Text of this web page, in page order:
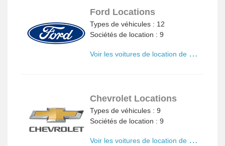
Ford Locations
Types de véhicules : 12
Sociétés de location : 9
V
oir les voitures de location de Ford
Chevrolet Locations
Types de véhicules : 9
Sociétés de location : 9
V
oir les voitures de location de Chevrolet